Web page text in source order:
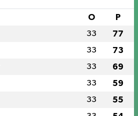
O P
33 77
33 73
33 69
33 59
33 55